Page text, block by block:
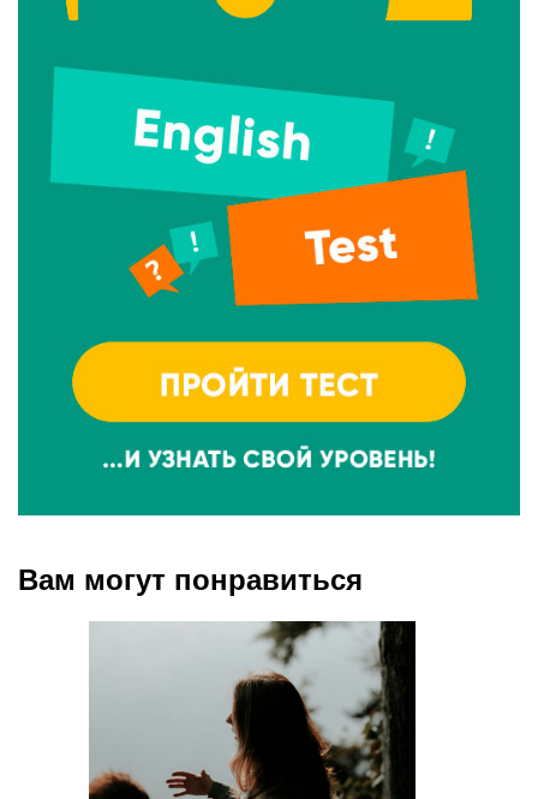
Вам могут понравиться